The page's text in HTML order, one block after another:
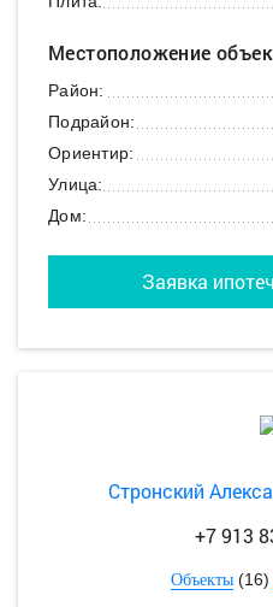
Местоположение
Район:
Подрайон:
Ориентир:
Улица:
Дом:
Заявка
Стронский
+7 913
Объекты (16)